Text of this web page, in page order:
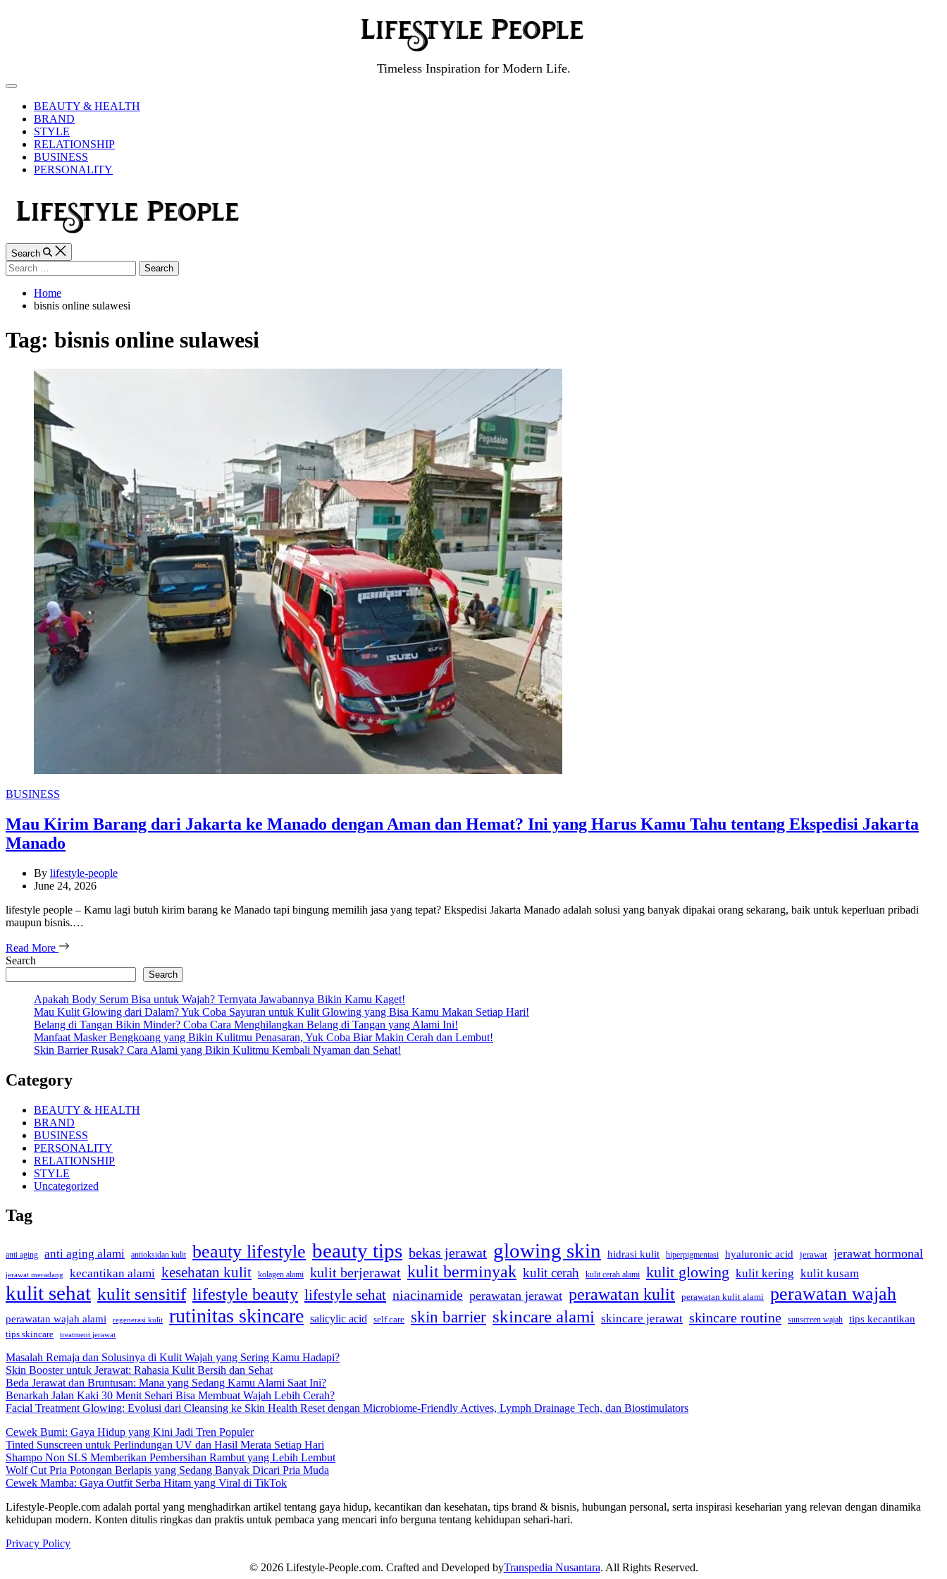
Timeless Inspiration for Modern Life.
Off
CanvasBEAUTY & HEALTH
BRAND
STYLE
RELATIONSHIP
BUSINESS
PERSONALITY
Search
Search
for:
Home
bisnis online sulawesi
Tag: bisnis online sulawesi
Categories
BUSINESS
Mau Kirim Barang dari Jakarta ke Manado dengan Aman dan Hemat? Ini yang Harus Kamu Tahu tentang Ekspedisi Jakarta
Manado
By lifestyle-people
June 24, 2026
lifestyle people – Kamu lagi butuh kirim barang ke Manado tapi bingung memilih jasa yang tepat? Ekspedisi Jakarta Manado adalah solusi yang banyak dipakai orang sekarang, baik untuk keperluan pribadi
maupun bisnis.…
Read More
Search
Search
Apakah Body Serum Bisa untuk Wajah? Ternyata Jawabannya Bikin Kamu Kaget!
Mau Kulit Glowing dari Dalam? Yuk Coba Sayuran untuk Kulit Glowing yang Bisa Kamu Makan Setiap Hari!
Belang di Tangan Bikin Minder? Coba Cara Menghilangkan Belang di Tangan yang Alami Ini!
Manfaat Masker Bengkoang yang Bikin Kulitmu Penasaran, Yuk Coba Biar Makin Cerah dan Lembut!
Skin Barrier Rusak? Cara Alami yang Bikin Kulitmu Kembali Nyaman dan Sehat!
Category
BEAUTY & HEALTH
BRAND
BUSINESS
PERSONALITY
RELATIONSHIP
STYLE
Uncategorized
Tag
anti aging anti aging alami antioksidan kulit beauty lifestyle beauty tips bekas jerawat glowing skin hidrasi kulit hiperpigmentasi hyaluronic acid jerawat jerawat hormonal
jerawat meradang kecantikan alami kesehatan kulit kolagen alami kulit berjerawat kulit berminyak kulit cerah kulit cerah alami kulit glowing kulit kering kulit kusam
kulit sehat kulit sensitif lifestyle beauty lifestyle sehat niacinamide perawatan jerawat perawatan kulit perawatan kulit alami perawatan wajah
perawatan wajah alami regenerasi kulit rutinitas skincare salicylic acid self care skin barrier skincare alami skincare jerawat skincare routine sunscreen wajah tips kecantikan
tips skincare treatment jerawat
Masalah Remaja dan Solusinya di Kulit Wajah yang Sering Kamu Hadapi?
Skin Booster untuk Jerawat: Rahasia Kulit Bersih dan Sehat
Beda Jerawat dan Bruntusan: Mana yang Sedang Kamu Alami Saat Ini?
Benarkah Jalan Kaki 30 Menit Sehari Bisa Membuat Wajah Lebih Cerah?
Facial Treatment Glowing: Evolusi dari Cleansing ke Skin Health Reset dengan Microbiome-Friendly Actives, Lymph Drainage Tech, dan Biostimulators
Cewek Bumi: Gaya Hidup yang Kini Jadi Tren Populer
Tinted Sunscreen untuk Perlindungan UV dan Hasil Merata Setiap Hari
Shampo Non SLS Memberikan Pembersihan Rambut yang Lebih Lembut
Wolf Cut Pria Potongan Berlapis yang Sedang Banyak Dicari Pria Muda
Cewek Mamba: Gaya Outfit Serba Hitam yang Viral di TikTok
Lifestyle-People.com adalah portal yang menghadirkan artikel tentang gaya hidup, kecantikan dan kesehatan, tips brand & bisnis, hubungan personal, serta inspirasi keseharian yang relevan dengan dinamika
kehidupan modern. Konten ditulis ringkas dan praktis untuk pembaca yang mencari info berguna tentang kehidupan sehari-hari.
Privacy Policy
© 2026 Lifestyle-People.com. Crafted and Developed byTranspedia Nusantara. All Rights Reserved.